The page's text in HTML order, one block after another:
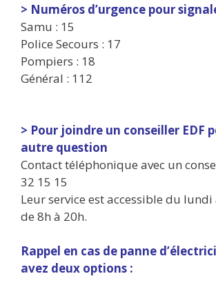
> Numéros d’urgence pour
Samu : 15
Police Secours : 17
Pompiers : 18
Général : 112
> Pour joindre un conseiller EDF
autre question
Contact téléphonique avec un
32 15 15
Leur service est accessible du
de 8h à 20h.
Rappel en cas de panne
avez deux options :